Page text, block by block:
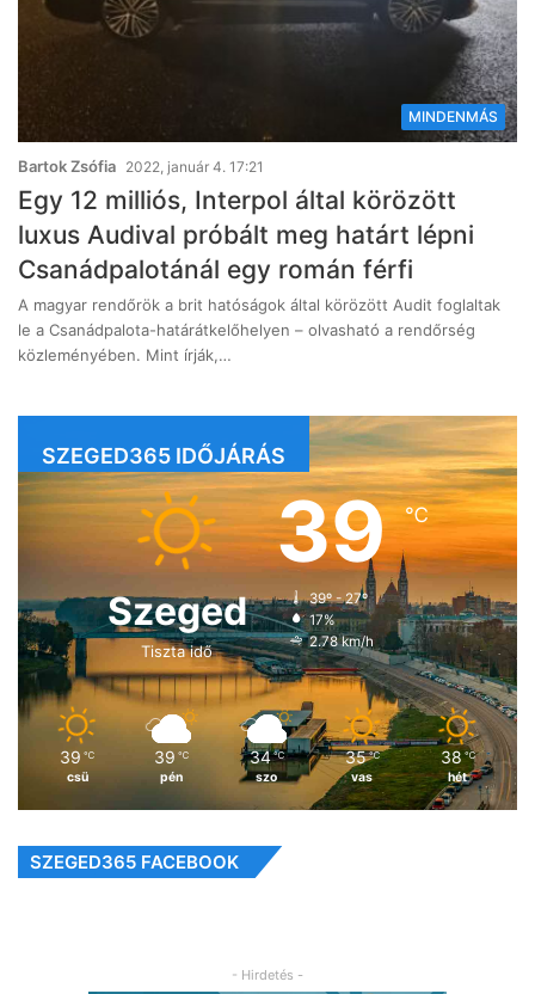
MINDENMÁS
Bartok Zsófia 2022, január 4. 17:21
Egy 12 milliós, Interpol által körözött
luxus Audival próbált meg határt lépni
Csanádpalotánál egy román férfi
A magyar rendőrök a brit hatóságok által körözött Audit foglaltak
le a Csanádpalota-határátkelőhelyen – olvasható a rendőrség
közleményében. Mint írják,…
SZEGED365 IDŐJÁRÁS
Szeged
Tiszta idő
39℃
39º - 27º
17%
2.78 km/h
39 ℃
csü
39 ℃
pén
34 ℃
szo
35 ℃
vas
38 ℃
hét
SZEGED365 FACEBOOK
- Hirdetés -